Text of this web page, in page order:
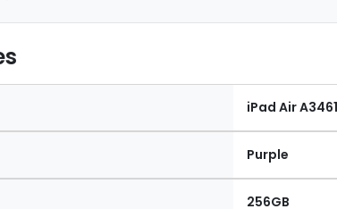
iPad Air
Purple
256GB